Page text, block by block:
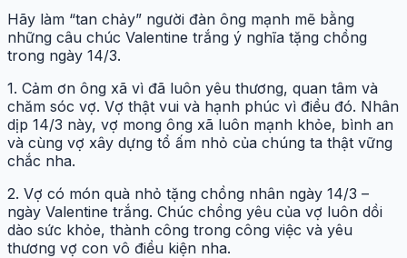
Hãy làm “tan chảy” người đàn ông mạnh mẽ bằng
những câu chúc Valentine trắng ý nghĩa tặng chồng
trong ngày 14/3.
1. Cảm ơn ông xã vì đã luôn yêu thương, quan tâm và
chăm sóc vợ. Vợ thật vui và hạnh phúc vì điều đó. Nhân
dịp 14/3 này, vợ mong ông xã luôn mạnh khỏe, bình an
và cùng vợ xây dựng tổ ấm nhỏ của chúng ta thật vững
chắc nha.
2. Vợ có món quà nhỏ tặng chồng nhân ngày 14/3 –
ngày Valentine trắng. Chúc chồng yêu của vợ luôn dồi
dào sức khỏe, thành công trong công việc và yêu
thương vợ con vô điều kiện nha.